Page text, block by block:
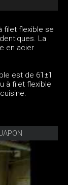
filet flexible se
La
en acier
est de 61±1
à filet flexible